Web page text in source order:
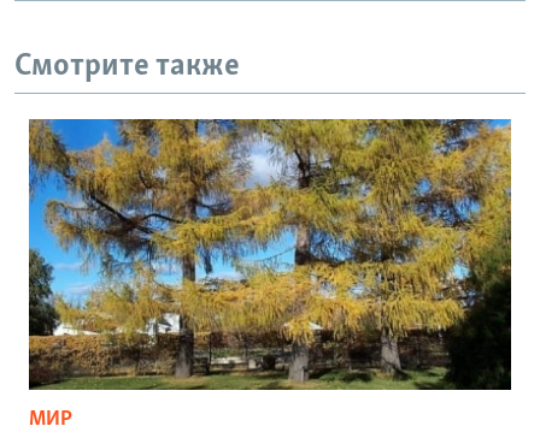
Смотрите также
МИР